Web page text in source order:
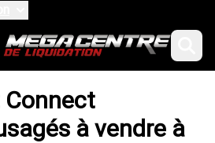
Connect
à vendre à